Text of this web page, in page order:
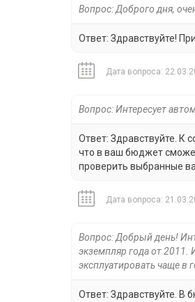
Вопрос: Доброго дня,
Ответ: Здравствуйте!
Дата вопроса:
Вопрос: Интересует
Ответ: Здравствуйте. К
что в ваш бюджет
проверить выбранные
Дата вопроса:
Вопрос: Добрый день!
экземпляр года от 2011.
эксплуатировать чаще в
Ответ: Здравствуйте. В